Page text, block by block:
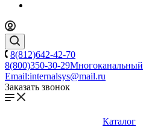
8(812)642-42-70
8(800)350-30-29Многоканальный
Email:internalsys@mail.ru
Заказать звонок
Каталог